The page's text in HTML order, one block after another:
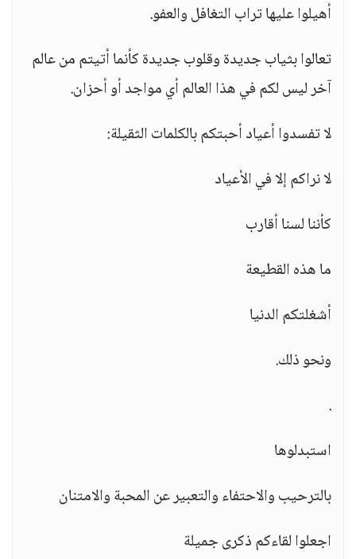
أهيلوا عليها تراب التغافل والعفو.
تعالوا بثياب جديدة وقلوب جديدة كأنما أتيتم من عالم
آخر ليس لكم في هذا العالم أي مواجد أو أحزان.
لا تفسدوا أعياد أحبتكم بالكلمات الثقيلة:
لا نراكم إلا في الأعياد
كأننا لسنا أقارب
ما هذه القطيعة
أشغلتكم الدنيا
ونحو ذلك.
.
استبدلوها
بالترحيب والاحتفاء والتعبير عن المحبة والامتنان
اجعلوا لقاءكم ذكرى جميلة